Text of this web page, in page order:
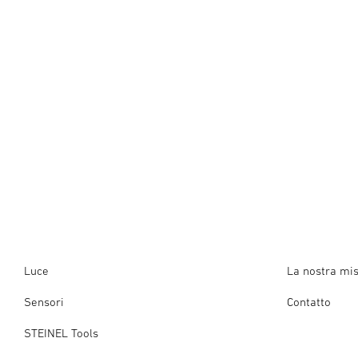
Luce
Sensori
STEINEL Tools
La nostra
Contatto